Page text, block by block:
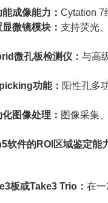
成像能力： Cytation 7
微镜模块： 支持荧光
微孔板检测仪： 与高
功能： 阳性孔多
图像处理： 图像采集
软件的ROI区域鉴定能
板或Take3 Trio： 在一